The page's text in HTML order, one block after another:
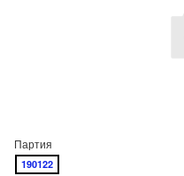
Партия
190122